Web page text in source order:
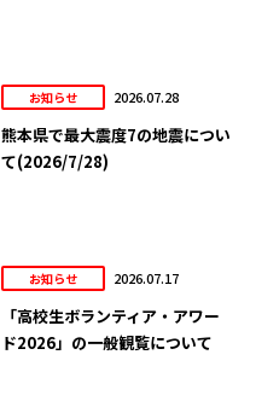
お知らせ 2026.07.28
熊本県で最大震度7の地震につい
て(2026/7/28)
お知らせ 2026.07.17
「高校生ボランティア・アワー
ド2026」の一般観覧について